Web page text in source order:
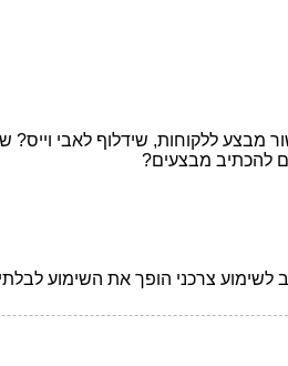
ללקוחות, שידלוף לאבי וייס?
להכתיב מבצעים?
לשימוע צרכני הופך את השימוע